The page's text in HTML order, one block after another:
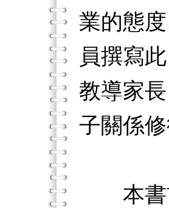
業的態
員撰寫
教導家
子關係
本書前